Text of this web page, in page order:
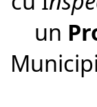
un